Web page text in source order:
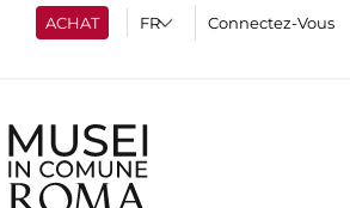
ACHAT Connectez-Vous